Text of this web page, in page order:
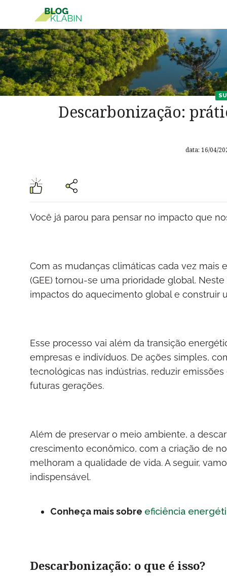
Pular para o Conteúdo principal
Descarbonização:
data: 16/04/
Você já parou para pensar no impacto que
Com as mudanças climáticas cada vez mais
(GEE) tornou-se uma prioridade global.
impactos do aquecimento global e construir
Esse processo vai além da transição
empresas e indivíduos. De ações simples,
tecnológicas nas indústrias, reduzir
futuras gerações.
Além de preservar o meio ambiente, a
crescimento econômico, com a criação de
melhoram a qualidade de vida. A seguir,
indispensável.
Conheça mais sobre eficiência
Descarbonização: o que é isso?